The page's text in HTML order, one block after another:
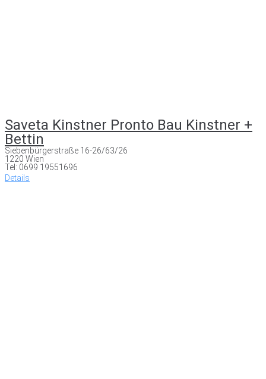
Saveta Kinstner Pronto Bau Kinstner +
Bettin
Siebenbürgerstraße 16-26/63/26
1220 Wien
Tel: 0699 19551696
Details